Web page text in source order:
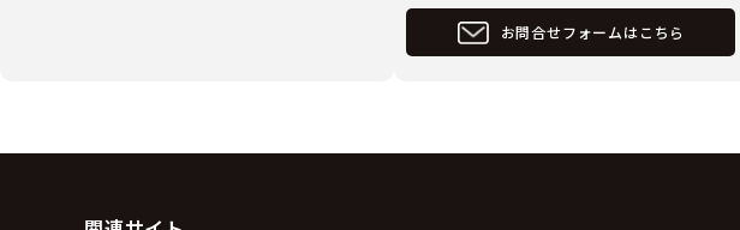
お問合せフォームはこちら